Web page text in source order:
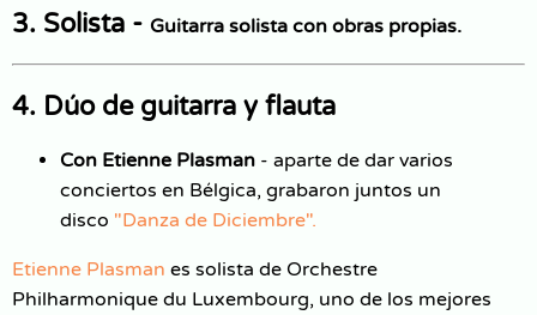
3. Solista - Guitarra solista con obras propias.
4. Dúo de guitarra y flauta
Con Etienne Plasman - aparte de dar varios
conciertos en Bélgica, grabaron juntos un
disco "Danza de Diciembre".
Etienne Plasman es solista de Orchestre
Philharmonique du Luxembourg, uno de los mejores